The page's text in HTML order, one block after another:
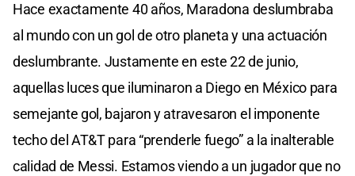
Hace exactamente 40 años, Maradona deslumbraba
al mundo con un gol de otro planeta y una actuación
deslumbrante. Justamente en este 22 de junio,
aquellas luces que iluminaron a Diego en México para
semejante gol, bajaron y atravesaron el imponente
techo del AT&T para “prenderle fuego” a la inalterable
calidad de Messi. Estamos viendo a un jugador que no